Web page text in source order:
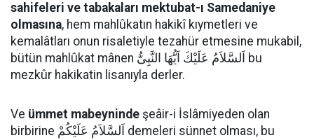
sahifeleri ve tabakaları mektubat-ı Samedaniye
olmasına, hem mahlûkatın hakikî kıymetleri ve
kemalâtları onun risaletiyle tezahür etmesine mukabil,
bütün mahlûkat mânen اَلسَّلاَمُ عَلَيْكَ اَيُّهَا النَّبِىُّ bu
mezkûr hakikatin lisanıyla derler.
Ve ümmet mabeyninde şeâir-i İslâmiyeden olan
birbirine اَلسَّلاَمُ عَلَيْكُمْ demeleri sünnet olması, bu